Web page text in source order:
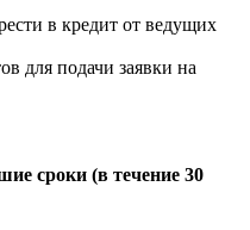
в кредит от ведущих
для подачи заявки на
сроки (в течение 30